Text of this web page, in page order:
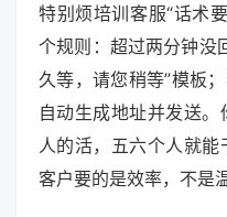
特别烦培训客服“话术
个规则：超过两分钟没
久等，请您稍等”模板
自动生成地址并发送
人的活，五六个人就能
客户要的是效率，不是